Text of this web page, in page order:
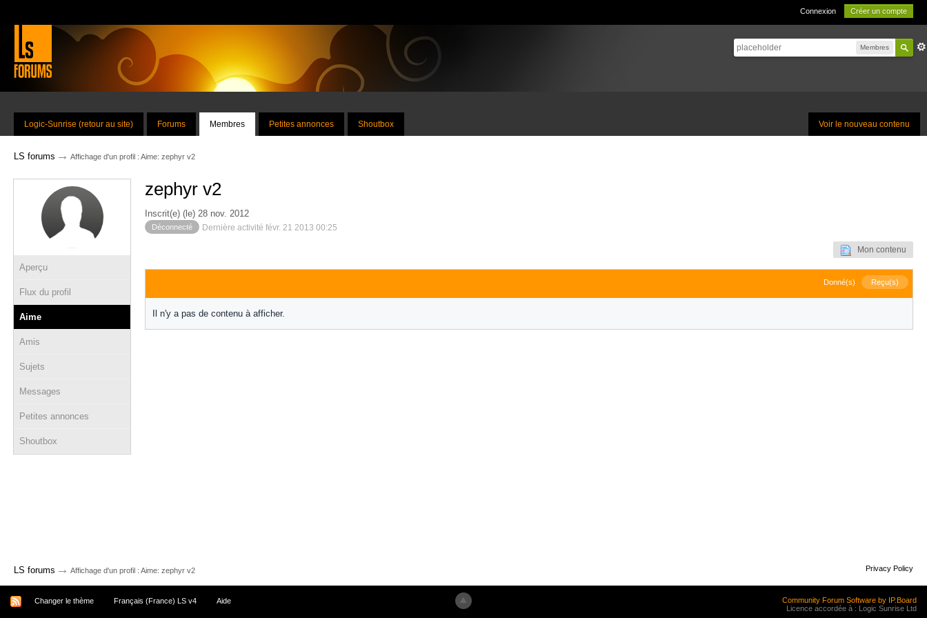
Connexion Créer un compte
Membres
Voir le nouveau contenu
Logic-Sunrise (retour au site) Forums Membres Petites annonces Shoutbox
LS forums → Affichage d'un profil : Aime: zephyr v2
Aperçu
Flux du profil
Aime
Amis
Sujets
Messages
Petites annonces
Shoutbox
zephyr v2
Inscrit(e) (le) 28 nov. 2012
Déconnecté Dernière activité févr. 21 2013 00:25
Mon contenu
Donné(s) Reçu(s)
Il n'y a pas de contenu à afficher.
LS forums → Affichage d'un profil : Aime: zephyr v2 Privacy Policy
Changer le thème Français (France) LS v4 Aide
Community Forum Software by IP.Board
Licence accordée à : Logic Sunrise Ltd